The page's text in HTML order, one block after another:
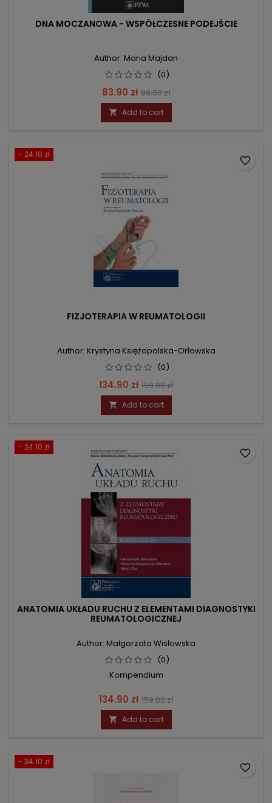
DNA MOCZANOWA - WSPÓŁCZESNE PODEJŚCIE
Author: Maria Majdan
(0)
Price
83.90 zł Regular
price
99.00 zł
 Add to cart
- 24.10 zł
FIZJOTERAPIA W REUMATOLOGII
Author: Krystyna Księżopolska-Orłowska
(0)
Price
134.90 zł Regular
price
159.00 zł
 Add to cart
favorite_border
- 24.10 zł
ANATOMIA UKŁADU RUCHU Z ELEMENTAMI DIAGNOSTYKI
REUMATOLOGICZNEJ
Author: Małgorzata Wisłowska
(0)
Kompendium
Price
134.90 zł Regular
price
159.00 zł
 Add to cart
favorite_border
- 34.10 zł
favorite_border